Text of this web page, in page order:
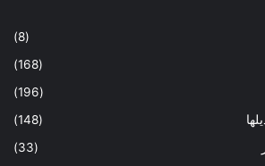
(8)
(168)
(196)
(148)
(33)